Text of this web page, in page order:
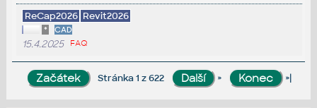
ReCap2026 Revit2026
* CAD
15.4.2025 FAQ
Stránka 1 z 622 » »|